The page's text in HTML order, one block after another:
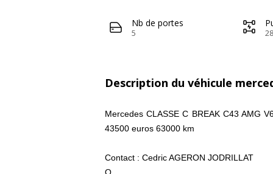
Nb de portes
5
Description du véhicule
Mercedes CLASSE C BREAK C43 AMG
43500 euros 63000 km
Contact : Cedric AGERON JODRILLAT
O